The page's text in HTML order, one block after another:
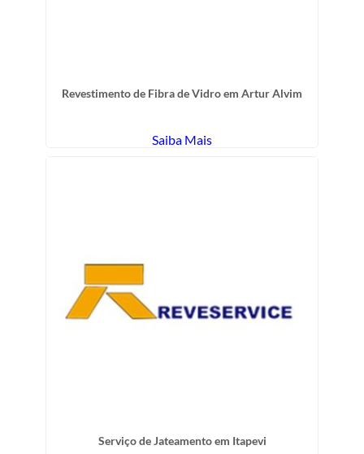
Revestimento de Fibra de Vidro em Artur Alvim
Saiba Mais
Serviço de Jateamento em Itapevi